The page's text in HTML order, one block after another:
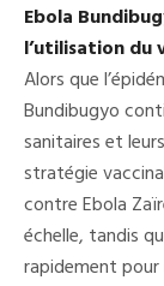
Ebola
l’utilisation du
Alors que
Bundibugyo
sanitaires et
stratégie
contre Ebola
échelle, tandis
rapidement